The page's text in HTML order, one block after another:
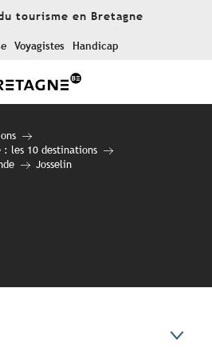
tourisme en Bretagne
Voyagistes Handicap
: les 10 destinations
Josselin